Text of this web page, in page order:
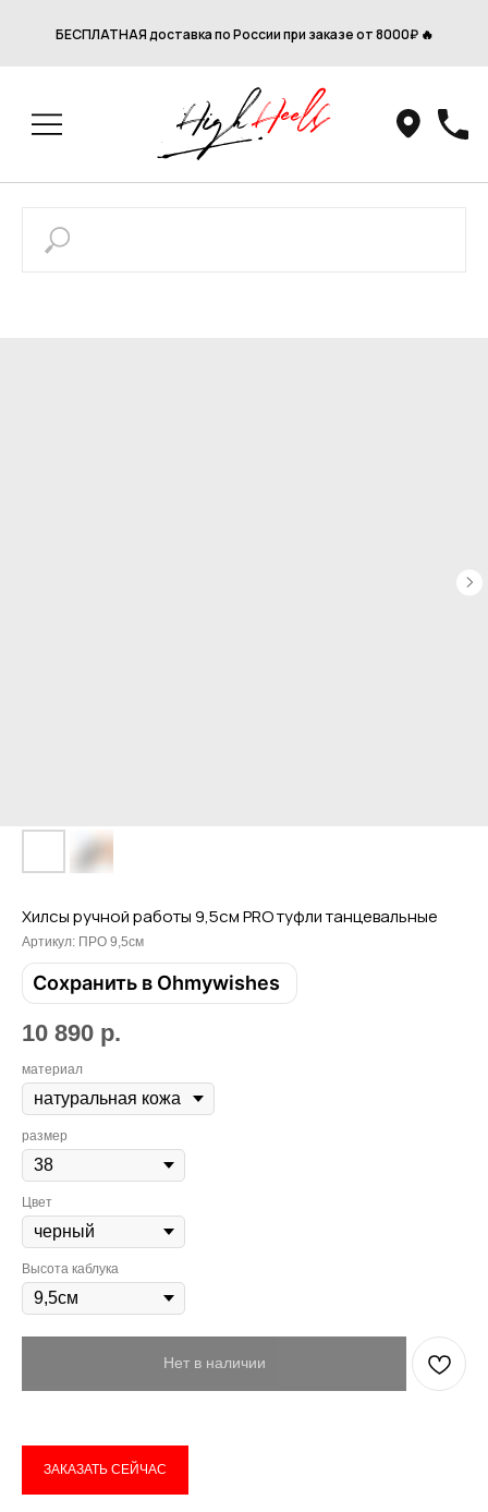
БЕСПЛАТНАЯ доставка по России при заказе от 8000₽ 🔥
Хилсы ручной работы 9,5см PRO туфли танцевальные
Артикул: ПРО 9,5см
Сохранить в Ohmywishes
10 890 р.
материал
размер
Цвет
Высота каблука
Нет в наличии
ЗАКАЗАТЬ СЕЙЧАС